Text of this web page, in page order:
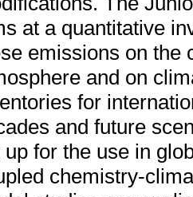
at a quantitative
emissions on the
and on
for
and future
up for the use in
chemistry-